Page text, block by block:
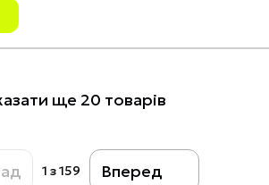
ще 20 товарів
1 з 159 Вперед